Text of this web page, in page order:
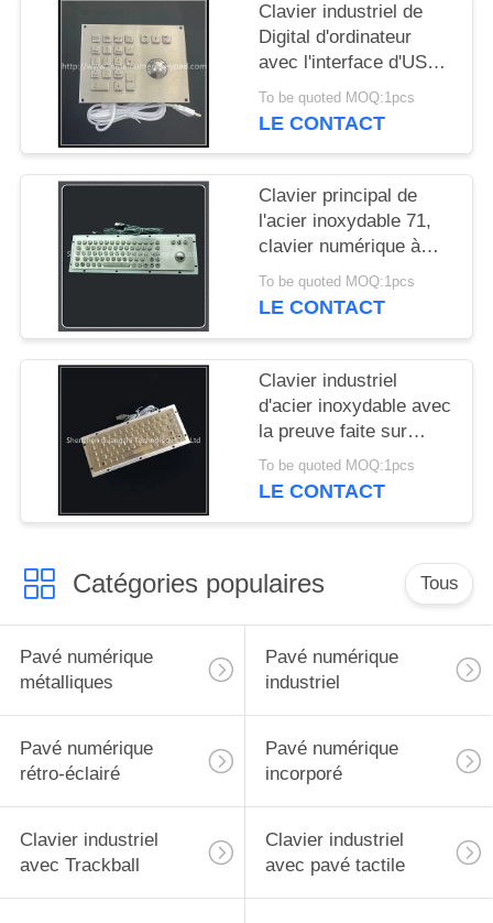
PRIVACY
POLICY
Clavier industriel de
Digital d'ordinateur
avec l'interface d'USB
de boule de commande
To be quoted MOQ:1pcs
LE CONTACT
Clavier principal de
l'acier inoxydable 71,
clavier numérique à
l'épreuve du
vandalisme avec la
To be quoted MOQ:1pcs
LE CONTACT
Clavier industriel
d'acier inoxydable avec
la preuve faite sur
commande de rouille
de disposition de boule
To be quoted MOQ:1pcs
LE CONTACT
Catégories populaires Tous
Pavé numérique
métalliques
Pavé numérique
industriel
Pavé numérique
rétro-éclairé
Pavé numérique
incorporé
Clavier industriel
avec Trackball
Clavier industriel
avec pavé tactile